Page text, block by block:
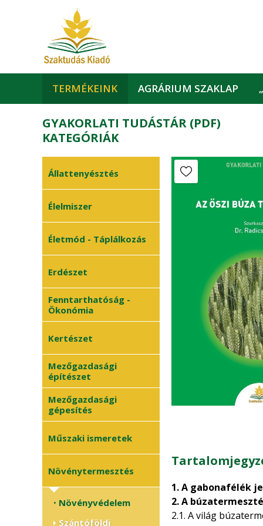
TERMÉKEINK AGRÁRIUM SZAKLAP
GYAKORLATI TUDÁSTÁR (PDF)
KATEGÓRIÁK
Állattenyésztés
• Állattartási
• Állategészségügy
• Méhészet
Élelmiszer
Életmód - Táplálkozás
Erdészet
Fenntarthatóság -
Ökonómia
Kertészet
• Zöldségtermesztés
• Gyümölcstermesztés
• Dísznövénykertészet
Mezőgazdasági
építészet
Mezőgazdasági
gépesítés
Műszaki ismeretek
Növénytermesztés
• Növényvédelem
Szántóföldi
1. A gabonafélék
2. A
2.1. A világ